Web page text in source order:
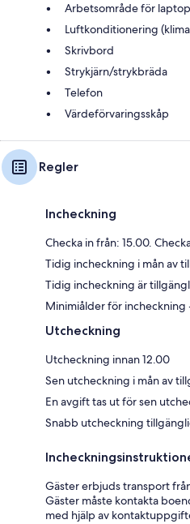
Arbetsområde för laptop
Luftkonditionering
Skrivbord
Strykjärn/strykbräda
Telefon
Värdeförvaringsskåp
Regler
Incheckning
Checka in från: 15.00.
Tidig incheckning i mån av
Tidig incheckning är
Minimiålder för incheckning
Utcheckning
Utcheckning innan 12.00
Sen utcheckning i mån av
En avgift tas ut för sen
Snabb utcheckning
Gäster erbjuds transport
Gäster måste kontakta
med hjälp av